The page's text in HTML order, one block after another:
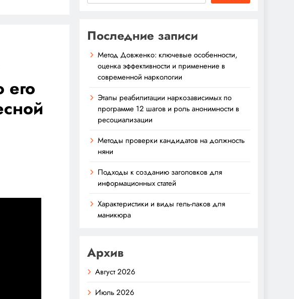
его
Последние записи
Метод Довженко: ключевые особенности,
оценка эффективности и применение в
современной наркологии
Этапы реабилитации наркозависимых по
программе 12 шагов и роль анонимности в
ресоциализации
Методы проверки кандидатов на должность
няни
Подходы к созданию заголовков для
информационных статей
Характеристики и виды гель-лаков для
маникюра
Архив
Август 2026
Июль 2026